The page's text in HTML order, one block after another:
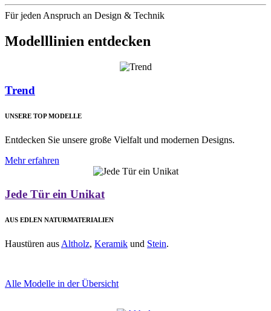
Für jeden Anspruch an Design & Technik
Modelllinien entdecken
Trend
UNSERE TOP MODELLE
Entdecken Sie unsere große Vielfalt und modernen Designs.
Mehr erfahren
Jede Tür ein Unikat
AUS EDLEN NATURMATERIALIEN
Haustüren aus Altholz, Keramik und Stein.
Alle Modelle in der Übersicht